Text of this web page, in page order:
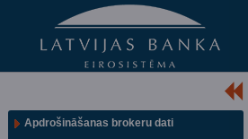
Apdrošināšanas brokeru dati